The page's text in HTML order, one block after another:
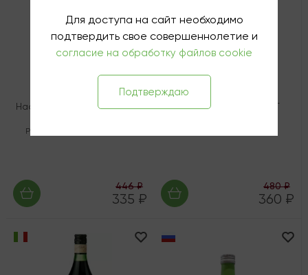
Настойка полусладкая АМГ
Россия
446 ₽
335 ₽
Настойка горькая АМГ
480 ₽
360 ₽
Для доступа на сайт необходимо
подтвердить свое совершеннолетие и
согласие на обработку файлов cookie
Подтверждаю